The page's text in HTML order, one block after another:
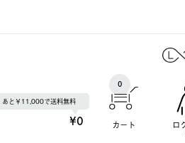
あと￥11,000で送料無料
¥0 カート
0
ロ